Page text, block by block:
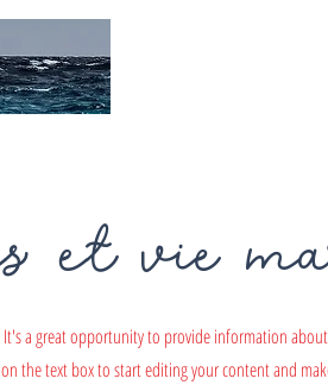
et vie
It's a great opportunity to provide information
the text box to start editing your content and